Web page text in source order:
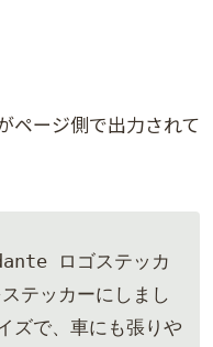
ページ側で出力されて
ロゴステッカ
ッカーにしまし
ズで、車にも張りや